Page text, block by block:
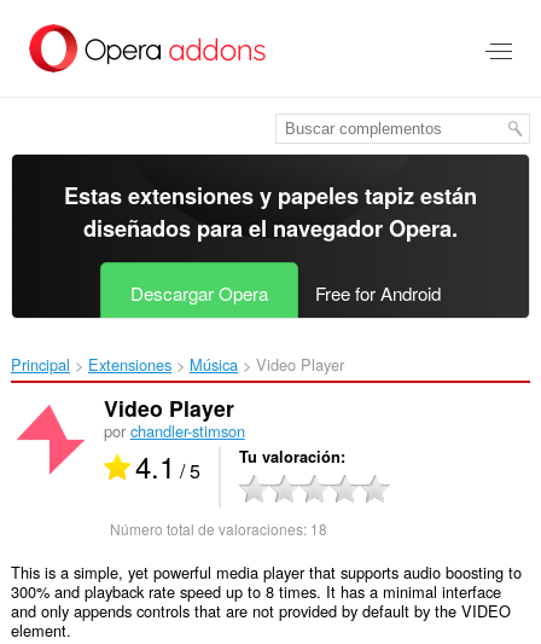
contenido
Estas extensiones y papeles tapiz están
diseñados para el navegador Opera.
Descargar Opera Free for Android
Principal Extensiones Música Video Player‎
Video Player
por chandler-stimson
4.1 / 5 Tu valoración
Número total de valoraciones: 18
This is a simple, yet powerful media player that supports audio boosting to
300% and playback rate speed up to 8 times. It has a minimal interface
and only appends controls that are not provided by default by the VIDEO
element.